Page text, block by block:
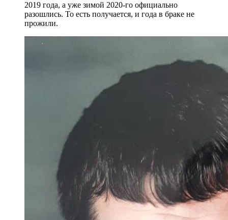
2019 года, а уже зимой 2020-го официально
разошлись. То есть получается, и года в браке не
прожили.